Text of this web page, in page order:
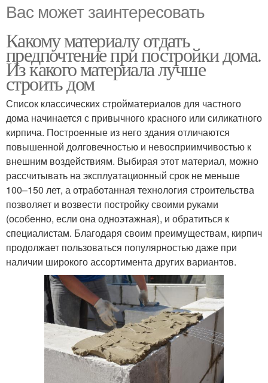
Вас может заинтересовать
Какому материалу отдать
предпочтение при постройки дома.
Из какого материала лучше
строить дом
Список классических стройматериалов для частного
дома начинается с привычного красного или силикатного
кирпича. Построенные из него здания отличаются
повышенной долговечностью и невосприимчивостью к
внешним воздействиям. Выбирая этот материал, можно
рассчитывать на эксплуатационный срок не меньше
100–150 лет, а отработанная технология строительства
позволяет и возвести постройку своими руками
(особенно, если она одноэтажная), и обратиться к
специалистам. Благодаря своим преимуществам, кирпич
продолжает пользоваться популярностью даже при
наличии широкого ассортимента других вариантов.